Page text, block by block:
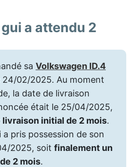
a attendu 2
sa Volkswagen ID.4
24/02/2025. Au moment
la date de livraison
était le 25/04/2025,
livraison initial de 2 mois.
a pris possession de son
2025, soit finalement un
2 mois.